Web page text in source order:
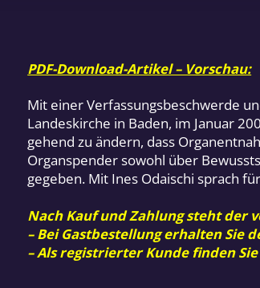
PDF-Download-Artikel – Vorschau:
Mit einer Verfassungsbeschwerde
Landeskirche in Baden, im Januar
gehend zu ändern, dass
Organspender sowohl über
gegeben. Mit Ines Odaischi sprach
Nach Kauf und Zahlung steht der
– Bei Gastbestellung erhalten Sie
– Als registrierter Kunde finden